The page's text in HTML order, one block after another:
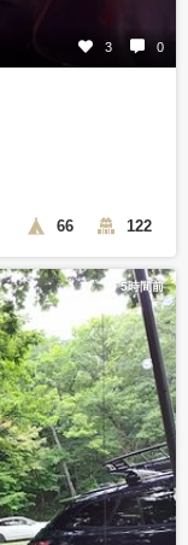
3 0
66 122
5時間前